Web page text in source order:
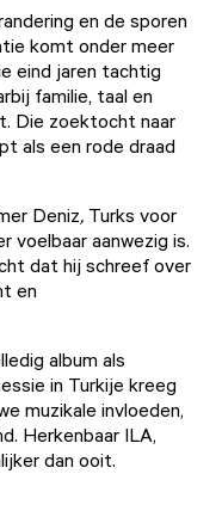
en de sporen
komt onder meer
eind jaren tachtig
familie, taal en
Die zoektocht naar
als een rode draad
Deniz, Turks voor
voelbaar aanwezig is.
dat hij schreef over
en
album als
in Turkije kreeg
muzikale invloeden,
Herkenbaar ILA,
dan ooit.